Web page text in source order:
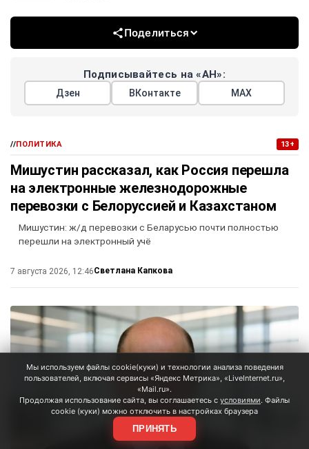
Поделиться
Подписывайтесь на «АН»:
Дзен ВКонтакте МАХ
//ПОЛИТИКА 13+
Мишустин рассказал, как Россия перешла
на электронные железнодорожные
перевозки с Белоруссией и Казахстаном
Мишустин: ж/д перевозки с Беларусью почти полностью
перешли на электронный учё
7 августа 2026, 12:46Светлана Капкова
Мы используем файлы cookie(куки) и технологии анализа поведения
пользователей, включая сервисы «Яндекс Метрика», «LiveInternet.ru»,
«Mail.ru».
Продолжая использование сайта, вы соглашаетесь с условиями. Файлы
cookie (куки) можно отключить в настройках браузера
ПРИНЯТЬ